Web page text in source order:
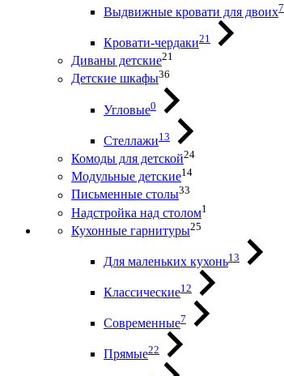
Выдвижные кровати для двоих7
Кровати-чердаки21
Диваны детские21
Детские шкафы36
Угловые0
Стеллажи13
Комоды для детской24
Модульные детские14
Письменные столы33
Надстройка над столом1
Кухонные гарнитуры25
Для маленьких кухонь13
Классические12
Современные7
Прямые22